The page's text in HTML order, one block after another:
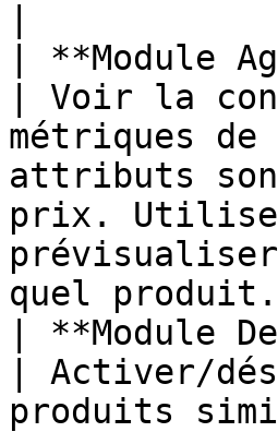
| **Module
| Voir la
métriques
attributs
prix.
prévisualiser
quel
| **Module
| Activer/
produits